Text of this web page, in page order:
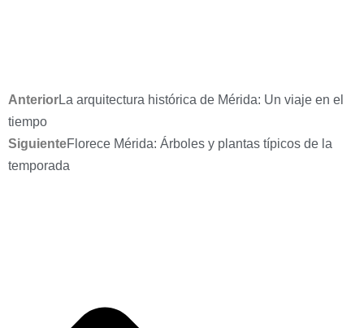
AnteriorLa arquitectura histórica de Mérida: Un viaje en el
tiempo
SiguienteFlorece Mérida: Árboles y plantas típicos de la
temporada